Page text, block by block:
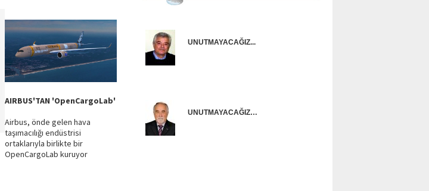
AIRBUS'TAN 'OpenCargoLab'
Airbus, önde gelen hava
taşımacılığı endüstrisi
ortaklarıyla birlikte bir
OpenCargoLab kuruyor
UNUTMAYACAĞIZ...
UNUTMAYACAĞIZ…